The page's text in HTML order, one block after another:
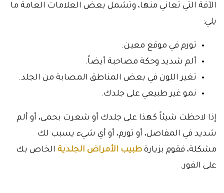
الآفة التي تعاني منها، وتشمل بعض العلامات العامة ما
يلي:
تورم في موقع معين.
ألم شديد وحكة مصاحبة أيضاً.
تغير اللون في بعض المناطق المصابة من الجلد.
نمو غير طبيعي على جلدك.
إذا لاحظت شيئاً كهذا على جلدك أو شعرت بحمى، أو ألم
شديد في المفاصل، أو تورم، أو أي شيء يسبب لك
مشكلة، فقومِ بزيارة طبيب الأمراض الجلدية الخاص بك
على الفور.